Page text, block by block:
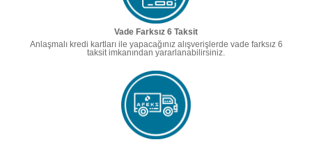
Vade Farksız 6 Taksit
Anlaşmalı kredi kartları ile yapacağınız alışverişlerde vade farksız 6
taksit imkanından yararlanabilirsiniz.